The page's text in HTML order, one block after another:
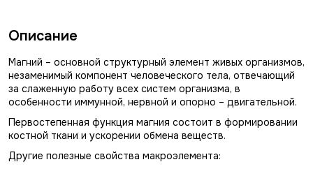
Описание
Магний – основной структурный элемент живых организмов,
незаменимый компонент человеческого тела, отвечающий
за слаженную работу всех систем организма, в
особенности иммунной, нервной и опорно – двигательной.
Первостепенная функция магния состоит в формировании
костной ткани и ускорении обмена веществ.
Другие полезные свойства макроэлемента: